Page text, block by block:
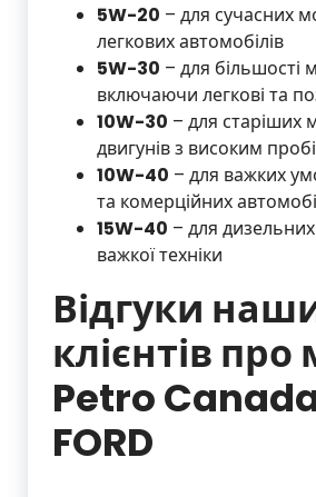
5W-20 – для сучасних
легкових автомобілів
5W-30 – для більшості
включаючи легкові та
10W-30 – для старіших
двигунів з високим
10W-40 – для важких
та комерційних
15W-40 – для дизельних
важкої техніки
Відгуки
клієнтів про
Petro
FORD